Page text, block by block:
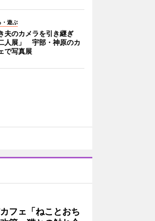
・遊ぶ
夫のカメラを引き継ぎ
二人展」 宇部・神原のカ
で写真展
フェ「ねことおち